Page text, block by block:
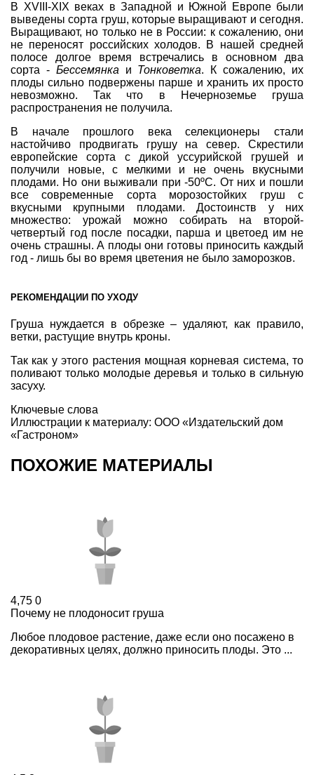
В XVIII-XIX веках в Западной и Южной Европе были
выведены сорта груш, которые выращивают и сегодня.
Выращивают, но только не в России: к сожалению, они
не переносят российских холодов. В нашей средней
полосе долгое время встречались в основном два
сорта - Бессемянка и Тонковетка. К сожалению, их
плоды сильно подвержены парше и хранить их просто
невозможно. Так что в Нечерноземье груша
распространения не получила.
В начале прошлого века селекционеры стали
настойчиво продвигать грушу на север. Скрестили
европейские сорта с дикой уссурийской грушей и
получили новые, с мелкими и не очень вкусными
плодами. Но они выживали при -50ºС. От них и пошли
все современные сорта морозостойких груш с
вкусными крупными плодами. Достоинств у них
множество: урожай можно собирать на второй-
четвертый год после посадки, парша и цветоед им не
очень страшны. А плоды они готовы приносить каждый
год - лишь бы во время цветения не было заморозков.
РЕКОМЕНДАЦИИ ПО УХОДУ
Груша нуждается в обрезке – удаляют, как правило,
ветки, растущие внутрь кроны.
Так как у этого растения мощная корневая система, то
поливают только молодые деревья и только в сильную
засуху.
Ключевые слова
Иллюстрации к материалу: ООО «Издательский дом
«Гастроном»
ПОХОЖИЕ МАТЕРИАЛЫ
4,75 0
Почему не плодоносит груша
Любое плодовое растение, даже если оно посажено в
декоративных целях, должно приносить плоды. Это ...